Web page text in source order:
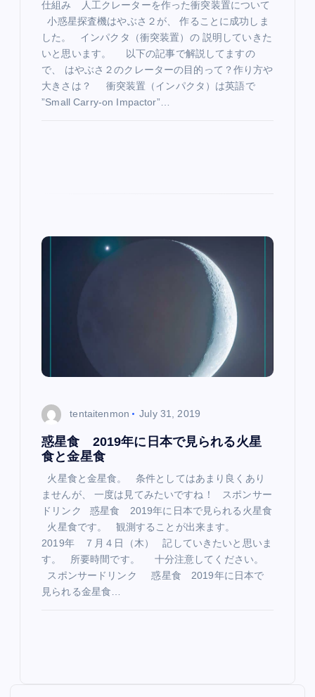
仕組み 人工クレーターを作った衝突装置について
小惑星探査機はやぶさ２が、 作ることに成功しま
した。 インパクタ（衝突装置）の 説明していきた
いと思います。 以下の記事で解説してますの
で、 はやぶさ２のクレーターの目的って？作り方や
大きさは？ 衝突装置（インパクタ）は英語で
”Small Carry-on Impactor”…
tentaitenmon July 31, 2019
惑星食 2019年に日本で見られる火星
食と金星食
火星食と金星食。 条件としてはあまり良くあり
ませんが、 一度は見てみたいですね！ スポンサー
ドリンク 惑星食 2019年に日本で見られる火星食
火星食です。 観測することが出来ます。
2019年 ７月４日（木） 記していきたいと思いま
す。 所要時間です。 十分注意してください。
スポンサードリンク 惑星食 2019年に日本で
見られる金星食…